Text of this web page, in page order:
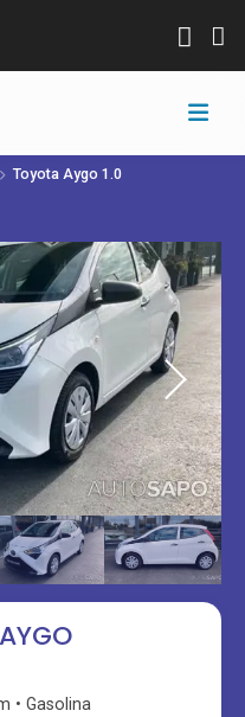
Toyota Aygo 1.0
Gasolina